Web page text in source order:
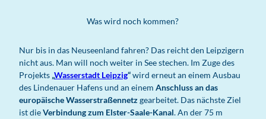
Was wird noch kommen?
Nur bis in das Neuseenland fahren? Das reicht den Leipzigern
nicht aus. Man will noch weiter in See stechen. Im Zuge des
Projekts „Wasserstadt Leipzig“wird erneut an einem Ausbau
des Lindenauer Hafens und an einem Anschluss an das
europäische Wasserstraßennetzgearbeitet. Das nächste Ziel
ist dieVerbindung zum Elster-Saale-Kanal. An der 75 m